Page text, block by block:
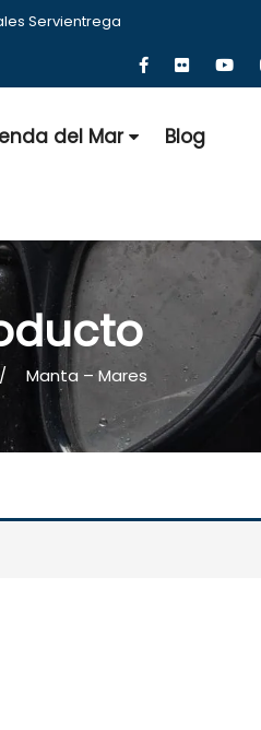
Servientrega
del Mar Blog
Manta – Mares